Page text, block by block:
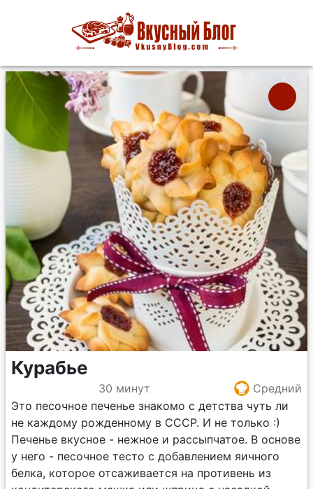
Курабье
30 минут
Средний
Это песочное печенье знакомо с детства чуть ли
не каждому рожденному в СССР. И не только :)
Печенье вкусное - нежное и рассыпчатое. В основе
у него - песочное тесто с добавлением яичного
белка, которое отсаживается на противень из